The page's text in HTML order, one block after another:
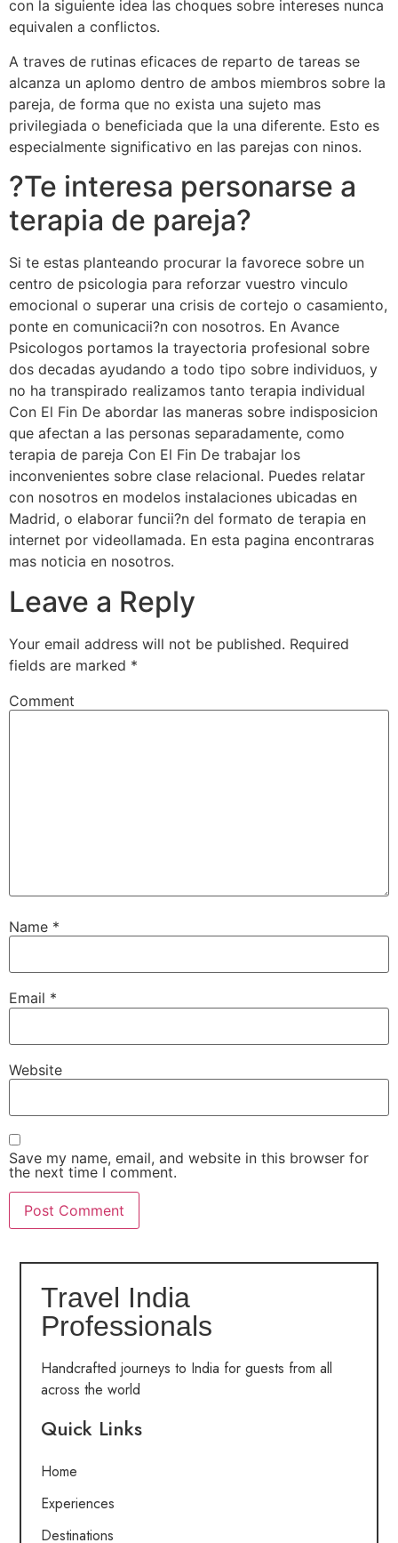
con la siguiente idea las choques sobre intereses nunca
equivalen a conflictos.
A traves de rutinas eficaces de reparto de tareas se
alcanza un aplomo dentro de ambos miembros sobre la
pareja, de forma que no exista una sujeto mas
privilegiada o beneficiada que la una diferente. Esto es
especialmente significativo en las parejas con ninos.
?Te interesa personarse a
terapia de pareja?
Si te estas planteando procurar la favorece sobre un
centro de psicologia para reforzar vuestro vinculo
emocional o superar una crisis de cortejo o casamiento,
ponte en comunicacii?n con nosotros. En Avance
Psicologos portamos la trayectoria profesional sobre
dos decadas ayudando a todo tipo sobre individuos, y
no ha transpirado realizamos tanto terapia individual
Con El Fin De abordar las maneras sobre indisposicion
que afectan a las personas separadamente, como
terapia de pareja Con El Fin De trabajar los
inconvenientes sobre clase relacional. Puedes relatar
con nosotros en modelos instalaciones ubicadas en
Madrid, o elaborar funcii?n del formato de terapia en
internet por videollamada. En esta pagina encontraras
mas noticia en nosotros.
Leave a Reply
Your email address will not be published. Required
fields are marked *
Comment
Name *
Email *
Website
Save my name, email, and website in this browser for
the next time I comment.
Travel India
Professionals
Handcrafted journeys to India for guests from all
across the world
Quick Links
Home
Experiences
Destinations